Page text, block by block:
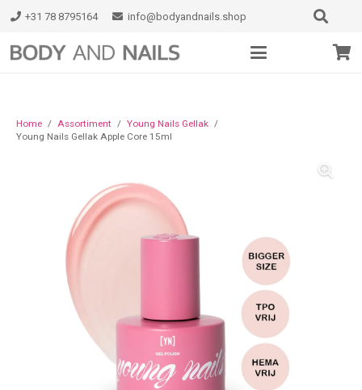
+31 78 8795164 info@bodyandnails.shop
Home / Assortiment / Young Nails Gellak /
Young Nails Gellak Apple Core 15ml